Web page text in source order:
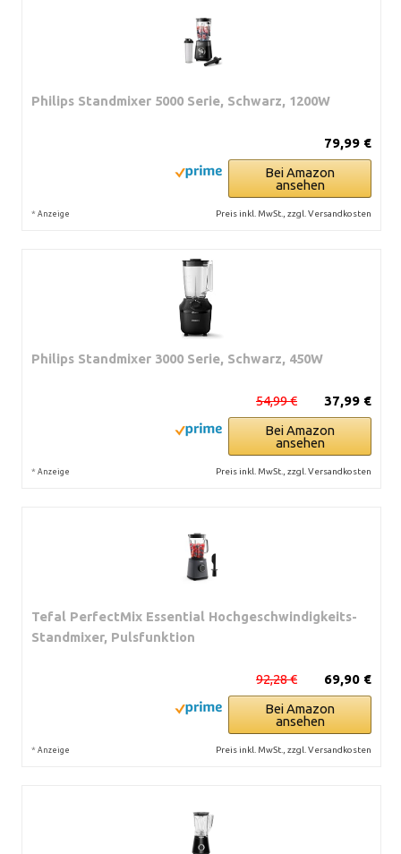
Philips Standmixer 5000 Serie, Schwarz, 1200W
79,99 €
Bei Amazon
ansehen
* Anzeige Preis inkl. MwSt., zzgl. Versandkosten
Philips Standmixer 3000 Serie, Schwarz, 450W
37,99 €
54,99 €
Bei Amazon
ansehen
* Anzeige Preis inkl. MwSt., zzgl. Versandkosten
Tefal PerfectMix Essential Hochgeschwindigkeits-
Standmixer, Pulsfunktion
69,90 €
92,28 €
Bei Amazon
ansehen
* Anzeige Preis inkl. MwSt., zzgl. Versandkosten